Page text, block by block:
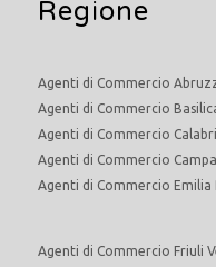
Regione
Agenti di Commercio
Agenti di Commercio
Agenti di Commercio
Agenti di Commercio
Agenti di Commercio Emilia
Agenti di Commercio Friuli